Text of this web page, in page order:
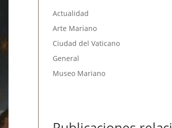
Actualidad
Arte Mariano
Ciudad del Vaticano
General
Museo Mariano